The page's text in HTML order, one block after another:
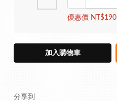
優惠價 NT$190
加入購物車
分享到